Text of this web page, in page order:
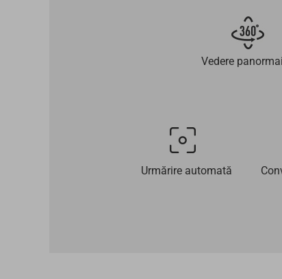
Vedere
Urmărire automată